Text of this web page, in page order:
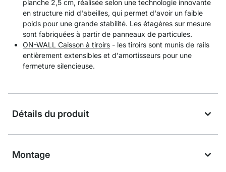
planche 2,5 cm, réalisée selon une technologie innovante
en structure nid d'abeilles, qui permet d'avoir un faible
poids pour une grande stabilité. Les étagères sur mesure
sont fabriquées à partir de panneaux de particules.
ON-WALL Caisson à tiroirs - les tiroirs sont munis de rails
entièrement extensibles et d'amortisseurs pour une
fermeture silencieuse.
Détails du produit
Montage